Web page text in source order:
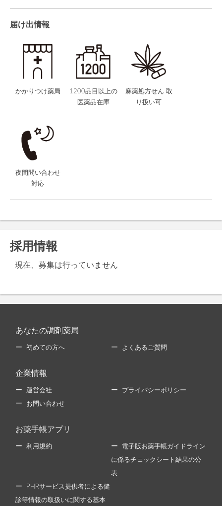
届け出情報
かかりつけ薬局
1200品目以上の
医薬品在庫
麻薬処方せん 取
り扱い可
夜間問い合わせ
対応
採用情報
現在、募集は行っていません
あなたの調剤薬局
初めての方へ よくあるご質問
企業情報
運営会社 プライバシーポリシー
お問い合わせ
お薬手帳アプリ
利用規約 電子版お薬手帳ガイドライン
に係るチェックシート結果の公
表
PHRサービス提供者による健
診等情報の取扱いに関する基本